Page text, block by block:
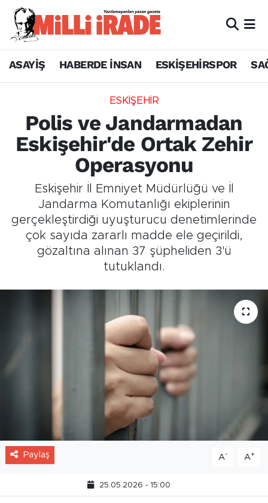
ASAYİŞ HABERDE İNSAN ESKİŞEHİRSPOR
ESKİŞEHİR
Polis ve Jandarmadan
Eskişehir'de Ortak Zehir
Operasyonu
Eskişehir İl Emniyet Müdürlüğü ve İl
Jandarma Komutanlığı ekiplerinin
gerçekleştirdiği uyuşturucu denetimlerinde
çok sayıda zararlı madde ele geçirildi,
gözaltına alınan 37 şüpheliden 3'ü
tutuklandı.
Paylaş A- A+
25.05.2026 - 15:00